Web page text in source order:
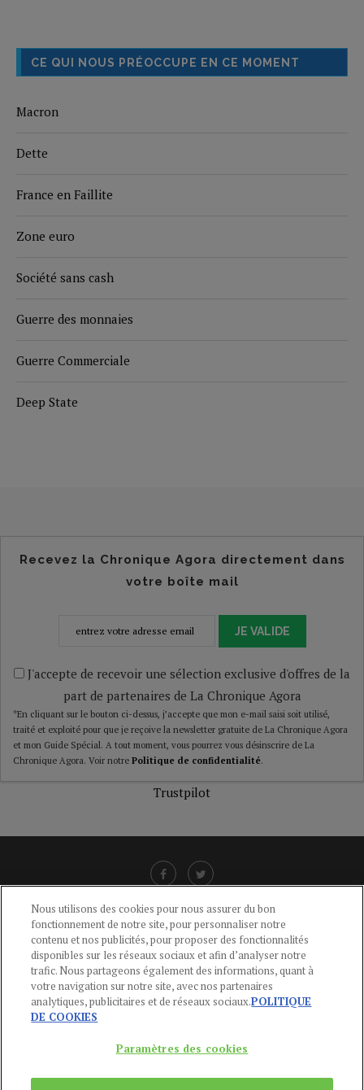
CE QUI NOUS PRÉOCCUPE EN CE MOMENT
Macron
Dette
France en Faillite
Zone euro
Société sans cash
Guerre des monnaies
Guerre Commerciale
Deep State
Recevez la Chronique Agora directement dans
votre boîte mail
JE VALIDE
J'accepte de recevoir une sélection exclusive d'offres de la
part de partenaires de La Chronique Agora
*En cliquant sur le bouton ci-dessus, j’accepte que mon e-mail saisi soit utilisé,
traité et exploité pour que je reçoive la newsletter gratuite de La Chronique Agora
et mon Guide Spécial. A tout moment, vous pourrez vous désinscrire de La
Chronique Agora. Voir notre Politique de confidentialité.
Trustpilot
CGU-POLITIQUE DE CONFIDENTIALITÉ -POLITIQUE DES COOKIES
MENTIONS LÉGALES -AIDE
CONTACT
01 44 59 91 11
Du Lundi au Vendredi, 9h-13h et 14h-17h
Nous utilisons des cookies pour nous assurer du bon
fonctionnement de notre site, pour personnaliser notre
contenu et nos publicités, pour proposer des fonctionnalités
disponibles sur les réseaux sociaux et afin d’analyser notre
trafic. Nous partageons également des informations, quant à
votre navigation sur notre site, avec nos partenaires
analytiques, publicitaires et de réseaux sociaux.POLITIQUE
DE COOKIES
Paramètres des cookies